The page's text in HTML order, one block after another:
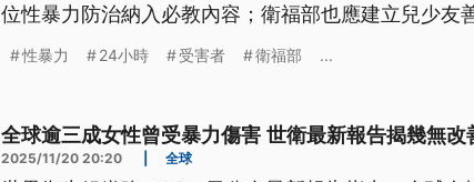
位性暴力防治納入必教內容；衛福部也應建立兒少友
性暴力 24小時 受害者 衛福部 ...
全球逾三成女性曾受暴力傷害 世衛最新報告揭幾無改
2025/11/20 20:20 全球